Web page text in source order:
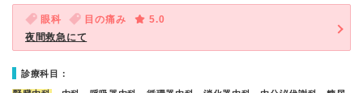
眼科 目の痛み
5.0
夜間救急にて
診療科目：